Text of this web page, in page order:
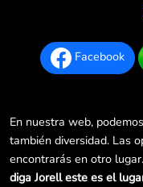
Facebook
En nuestra web,
también diversidad. Las
encontrarás en otro lugar.
diga Jorell este es el